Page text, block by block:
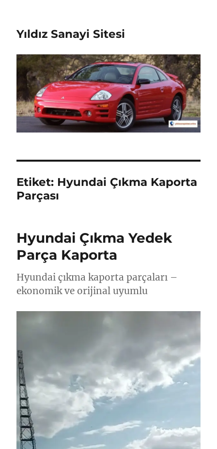
Yıldız Sanayi Sitesi
Etiket: Hyundai Çıkma Kaporta
Parçası
Hyundai Çıkma Yedek
Parça Kaporta
Hyundai çıkma kaporta parçaları –
ekonomik ve orijinal uyumlu